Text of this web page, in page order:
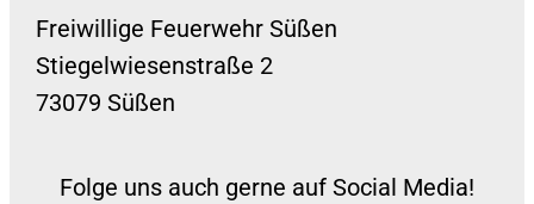
Freiwillige Feuerwehr Süßen
Stiegelwiesenstraße 2
73079 Süßen
Folge uns auch gerne auf Social Media!